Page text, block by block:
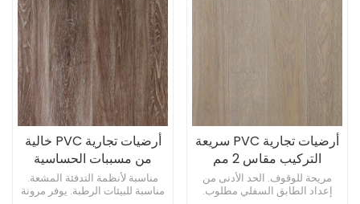
أرضيات تجارية PVC خالية
من مسببات الحساسية
مقاس 3 مم لمختبرات
الكمبيوتر
مناسبة لأنظمة التدفئة المشعة.
مناسبة للبيئات الرطبة. يوفر مرونة
أرضيات تجارية PVC سريعة
التركيب مقاس 2 مم
للحمامات
مريحة للوقوف. الحد الأدنى من
إعداد الطابق السفلي مطلوب.